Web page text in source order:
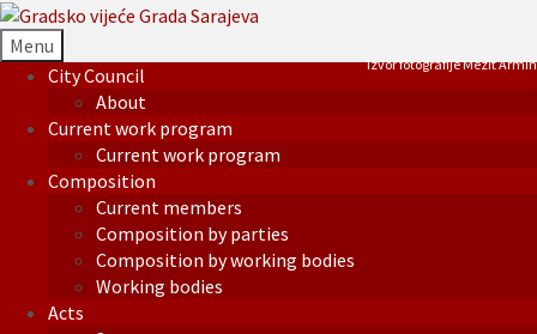
Menu
City Council
About
Current work program
Current work program
Composition
Current members
Composition by parties
Composition by working bodies
Working bodies
Acts
Izvor fotografije Mezit Armin